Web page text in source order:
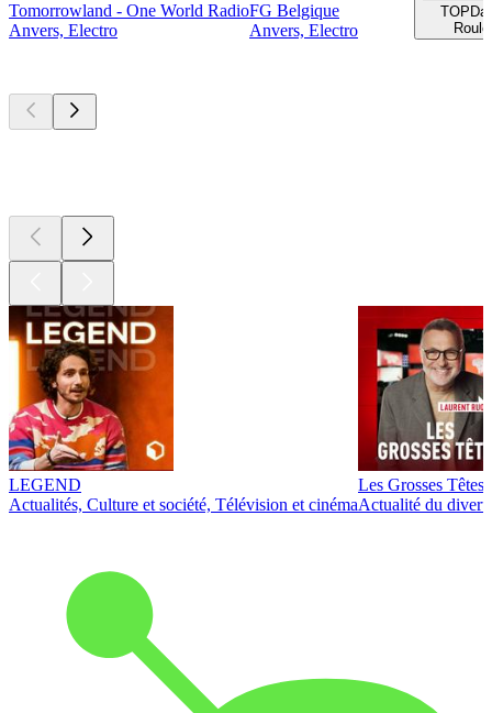
Tomorrowland - One World Radio
Anvers, Electro
FG Belgique
Anvers, Electro
LEGEND
Actualités, Culture et société, Télévision et cinéma
Les Grosses Têtes
Actualité du